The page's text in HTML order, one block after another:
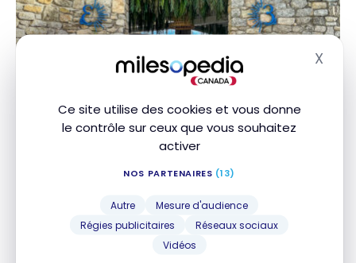
Ce site utilise des cookies et vous donne
le contrôle sur ceux que vous souhaitez
activer
NOS PARTENAIRES (13)
Autre
Mesure d'audience
Régies publicitaires
Réseaux sociaux
Vidéos
X
Avis : Santa Marina, a Luxury Collection Resort,
Mykonos | Marriott Bonvoy
Avis : Santa Marina, a Luxury
Collection Resort, Mykonos |
Marriott Bonvoy